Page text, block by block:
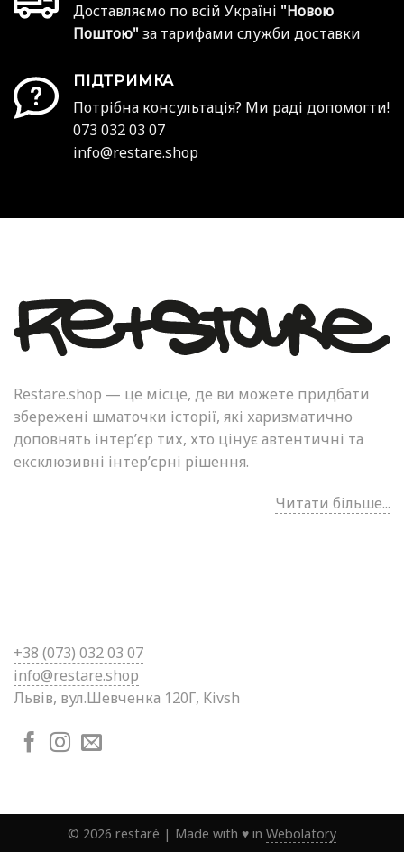
Доставляємо по всій Україні "Новою
Поштою" за тарифами служби доставки
ПІДТРИМКА
Потрібна консультація? Ми раді допомогти!
073 032 03 07
info@restare.shop
Restare.shop — це місце, де ви можете придбати
збережені шматочки історії, які харизматично
доповнять інтер’єр тих, хто цінує автентичні та
ексклюзивні інтер’єрні рішення.
Читати більше...
+38 (073) 032 03 07
info@restare.shop
Львів, вул.Шевченка 120Г, Kivsh
© 2026 restaré | Made with ♥ in Webolatory